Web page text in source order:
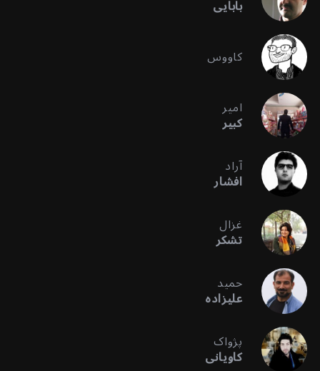
بابایی
کاووس
امیر
کبیر
آراد
افشار
غزال
تشکر
حمید
علیزاده
پژواک
کاویانی